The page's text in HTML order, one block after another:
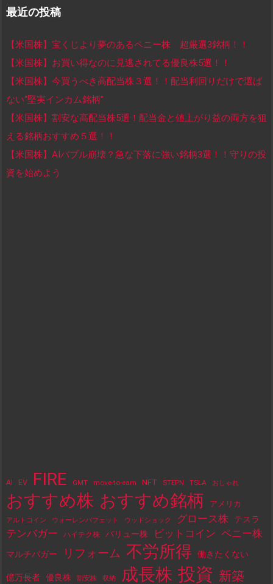
最近の投稿
【米国株】宝くじより夢のあるペニー株 超厳選3銘柄！！
【米国株】お買い得なのに見逃されてる優良株5選！！
【米国株】今買うべき高配当株３選！！配当利回りだけで選ば
ない“堅実インカム銘柄”
【米国株】割安な高配当株5選！配当金と値上がり益の両方を狙
える銘柄おすすめ５選！！
【米国株】AIバブル崩壊？急な下落に強い銘柄3選！！守りの投
資を始めよう
AI EV FIRE GMT move-to-earn NFT STEPN TSLA おしゃれ
おすすめ株 おすすめ銘柄 アメリカ
アルトコイン ウォーレンバフェット ウッドショック グロース株 テスラ
テンバガー ハイテク株 バリュー株 ビットコイン ペニー株
マルチバガー リフォーム 不労所得 働きたくない
億万長者 優良株 割安株 収納 成長株 投資 新築